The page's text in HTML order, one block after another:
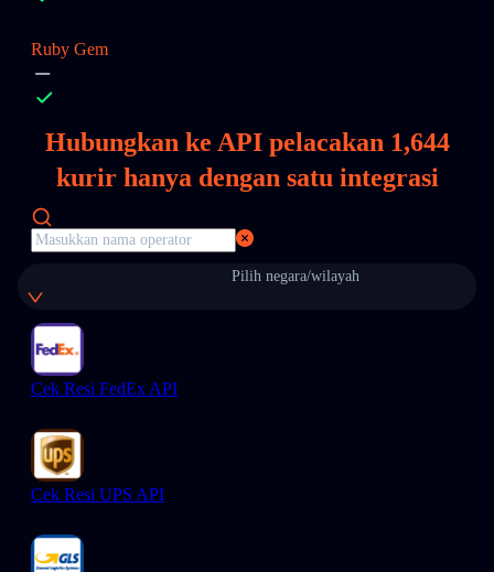
Ruby Gem
Hubungkan ke API pelacakan 1,644
kurir hanya dengan satu integrasi
Pilih negara/wilayah
Cek Resi FedEx API
Cek Resi UPS API